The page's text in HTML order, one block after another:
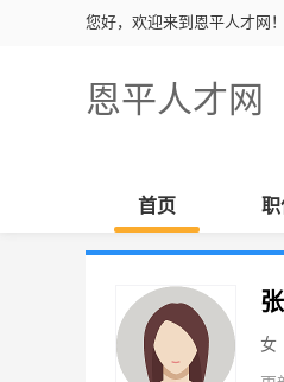
您好，欢迎来到恩平人才网！
恩平人才网
首页 职
女